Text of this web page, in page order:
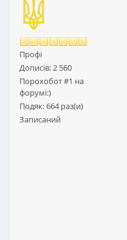
Профі
Дописів: 2 560
Порохобот #1 на
форумі:)
Подяк: 664 раз(и)
Записаний